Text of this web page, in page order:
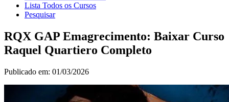
Lista Todos os Cursos
Pesquisar
RQX GAP Emagrecimento: Baixar Curso
Raquel Quartiero Completo
Publicado em: 01/03/2026